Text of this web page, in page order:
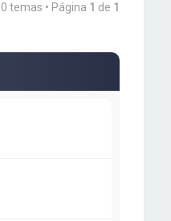
0 temas • Página 1 de 1